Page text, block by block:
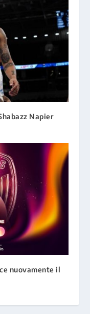
Napier
nuovamente il